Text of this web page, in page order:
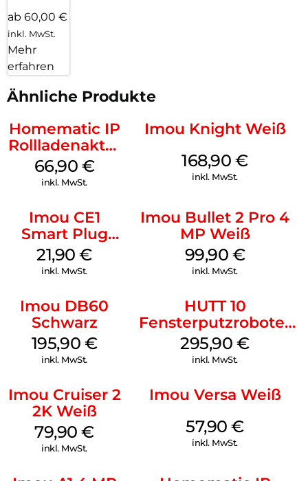
ab 60,00 €
inkl. MwSt.
Mehr
erfahren
Ähnliche Produkte
Homematic IP
Rollladenaktor
Unterputz
Weiß
66,90 €
inkl. MwSt.
Imou Knight Weiß
168,90€
inkl. MwSt.
Imou CE1
Smart Plug
2500 W Weiß
21,90€
inkl. MwSt.
Imou Bullet 2 Pro 4
MP Weiß
99,90 €
inkl. MwSt.
Imou DB60
Schwarz
195,90 €
inkl. MwSt.
HUTT 10
Fensterputzroboter
Weiß
295,90€
inkl. MwSt.
Imou Cruiser 2
2K Weiß
79,90€
inkl. MwSt.
Imou Versa Weiß
57,90€
inkl. MwSt.